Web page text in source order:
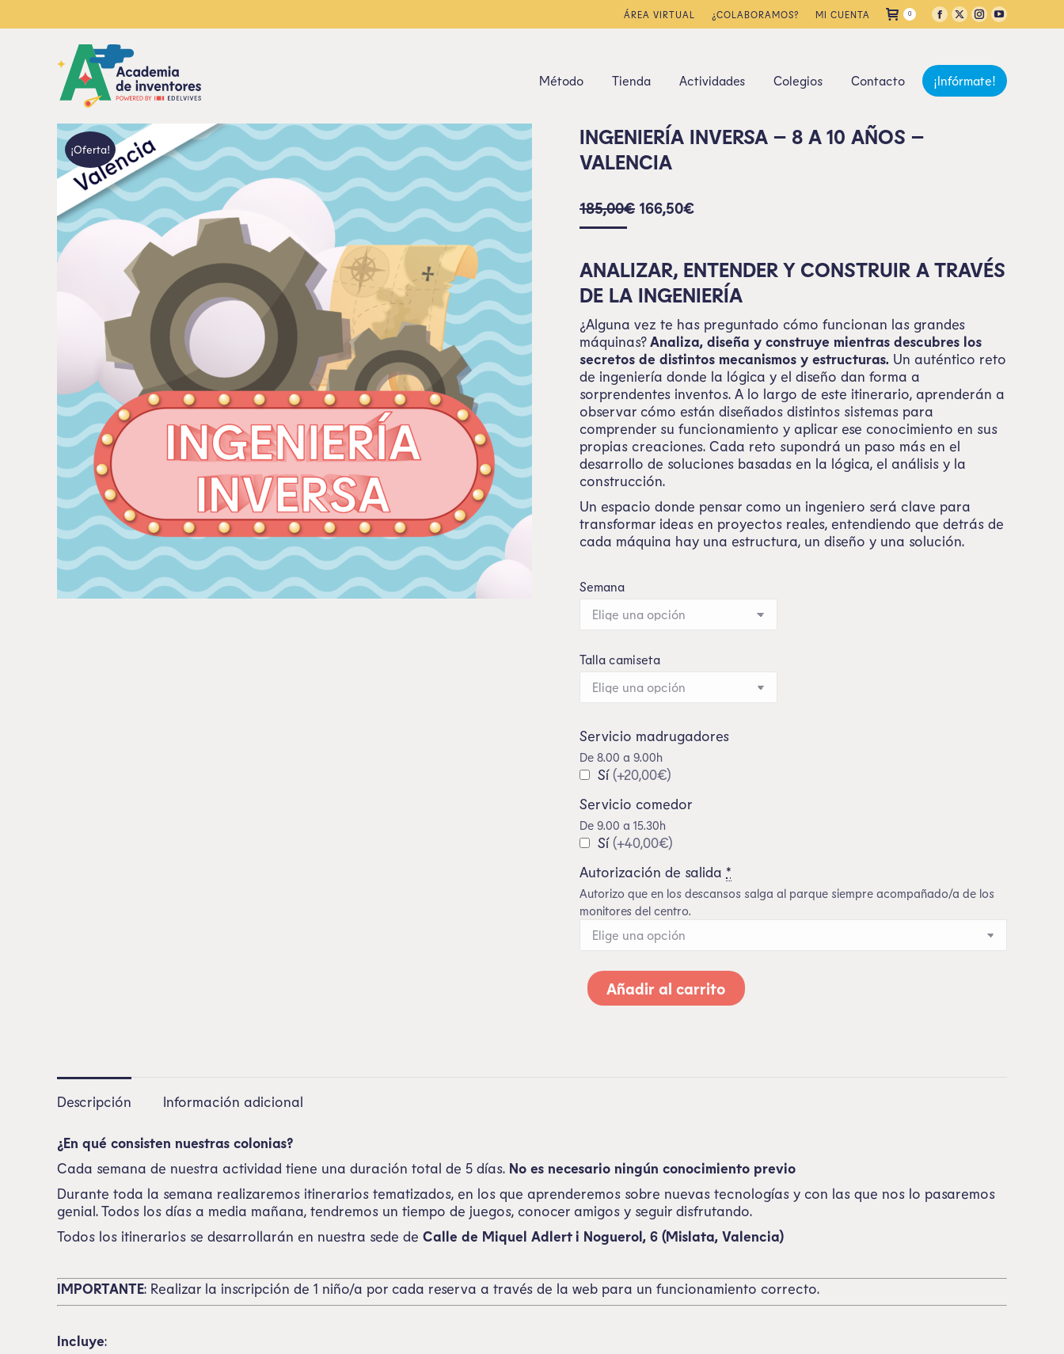
ÁREA VIRTUAL ¿COLABORAMOS? MI CUENTA 0
Método Tienda Actividades Colegios Contacto ¡Infórmate!
¡Oferta!
INGENIERÍA INVERSA – 8 A 10 AÑOS –
VALENCIA
185,00€ 166,50€
ANALIZAR, ENTENDER Y CONSTRUIR A TRAVÉS
DE LA INGENIERÍA
¿Alguna vez te has preguntado cómo funcionan las grandes
máquinas?Analiza, diseña y construye mientras descubres los
secretos de distintos mecanismos y estructuras. Un auténtico reto
de ingeniería donde la lógica y el diseño dan forma a
sorprendentes inventos. A lo largo de este itinerario, aprenderán a
observar cómo están diseñados distintos sistemas para
comprender su funcionamiento y aplicar ese conocimiento en sus
propias creaciones. Cada reto supondrá un paso más en el
desarrollo de soluciones basadas en la lógica, el análisis y la
construcción.
Un espacio donde pensar como un ingeniero será clave para
transformar ideas en proyectos reales, entendiendo que detrás de
cada máquina hay una estructura, un diseño y una solución.
Semana
Talla camiseta
Servicio madrugadores
De 8.00 a 9.00h
Sí(+20,00€)
Servicio comedor
De 9.00 a 15.30h
Sí(+40,00€)
Autorización de salida *
Autorizo que en los descansos salga al parque siempre acompañado/a de los
monitores del centro.
Añadir al carrito
Descripción Información adicional
¿En qué consisten nuestras colonias?
Cada semana de nuestra actividad tiene una duración total de 5 días. No es necesario ningún conocimiento previo
Durante toda la semana realizaremos itinerarios tematizados, en los que aprenderemos sobre nuevas tecnologías y con las que nos lo pasaremos
genial. Todos los días a media mañana, tendremos un tiempo de juegos, conocer amigos y seguir disfrutando.
Todos los itinerarios se desarrollarán en nuestra sede de Calle de Miquel Adlert i Noguerol, 6 (Mislata, Valencia)
IMPORTANTE: Realizar la inscripción de 1 niño/a por cada reserva a través de la web para un funcionamiento correcto.
Incluye: